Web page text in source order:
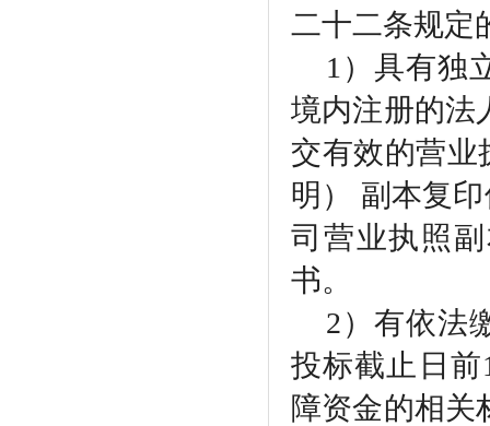
二十二条规定
1）具有独
境内注册的法
交有效的营业
明） 副本复
司营业执照
书。
2）有依法
投标截止日
障资金的相关